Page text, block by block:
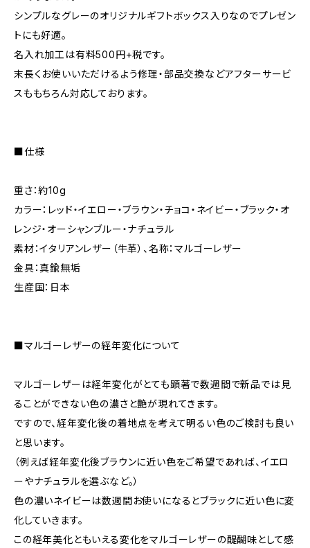
シンプルなグレーのオリジナルギフトボックス入りなのでプレゼン
トにも好適。
名入れ加工は有料500円+税です。
末長くお使いいただけるよう修理・部品交換などアフターサービ
スももちろん対応しております。
■仕様
重さ：約10g
カラー：レッド・イエロー・ブラウン・チョコ・ネイビー・ブラック・オ
レンジ・オーシャンブルー・ナチュラル
素材：イタリアンレザー（牛革）、名称：マルゴーレザー
金具：真鍮無垢
生産国：日本
■マルゴーレザーの経年変化について
マルゴーレザーは経年変化がとても顕著で数週間で新品では見
ることができない色の濃さと艶が現れてきます。
ですので、経年変化後の着地点を考えて明るい色のご検討も良い
と思います。
（例えば経年変化後ブラウンに近い色をご希望であれば、イエロ
ーやナチュラルを選ぶなど。）
色の濃いネイビーは数週間お使いになるとブラックに近い色に変
化していきます。
この経年美化ともいえる変化をマルゴーレザーの醍醐味として感